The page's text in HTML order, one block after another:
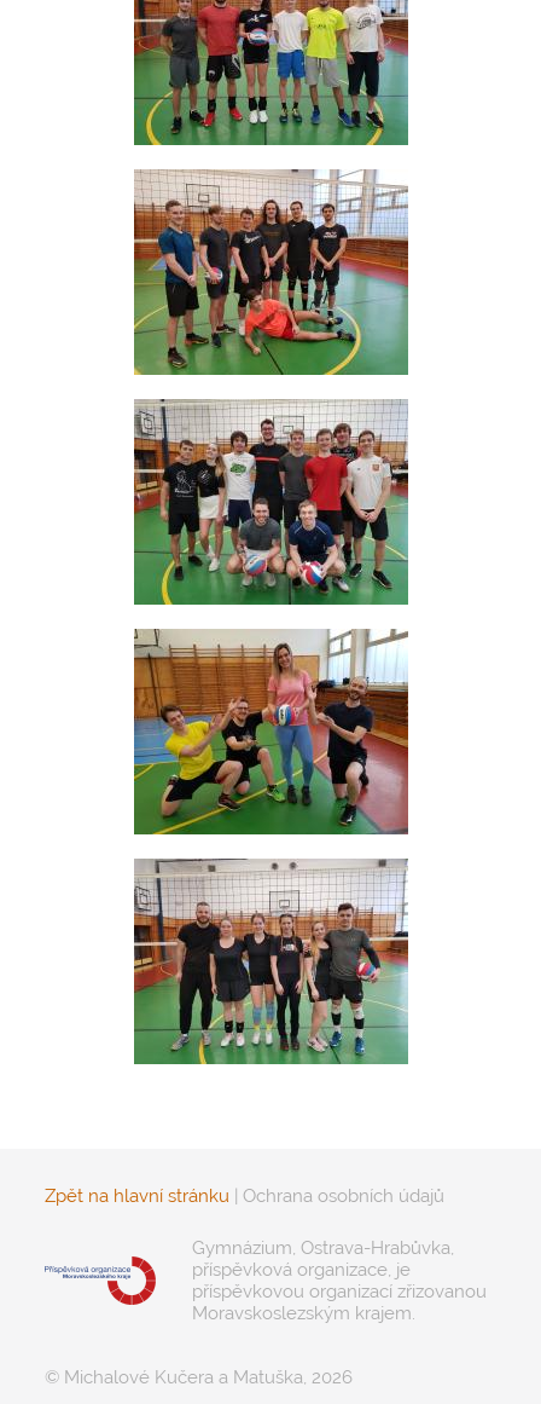
Zpět na hlavní stránku | Ochrana osobních údajů
Gymnázium, Ostrava-Hrabůvka,
příspěvková organizace, je
příspěvkovou organizací zřizovanou
Moravskoslezským krajem.
© Michalové Kučera a Matuška, 2026